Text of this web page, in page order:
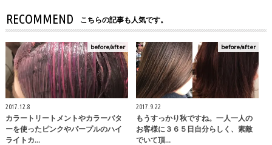
RECOMMEND こちらの記事も人気です。
before/after
2017.12.8
カラートリートメントやカラーバタ
ーを使ったピンクやパープルのハイ
ライトカ…
before/after
2017.9.22
もうすっかり秋ですね。一人一人の
お客様に３６５日自分らしく、素敵
でいて頂…